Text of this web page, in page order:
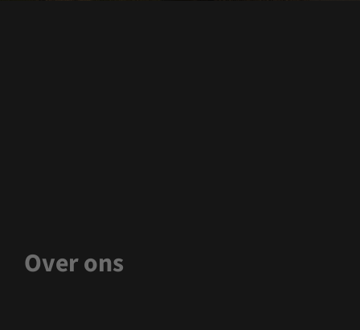
Over ons